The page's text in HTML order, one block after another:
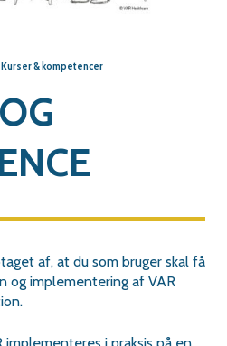
Kurser & kompetencer
af, at du som bruger skal få
implementering af VAR
i praksis på en